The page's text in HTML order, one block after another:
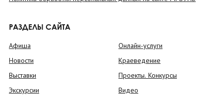
РАЗДЕЛЫ САЙТА
Афиша
Новости
Выставки
Экскурсии
Онлайн-услуги
Краеведение
Проекты. Конкурсы
Видео